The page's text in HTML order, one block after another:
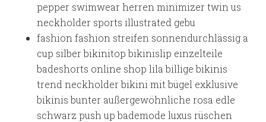
pepper swimwear herren minimizer twin us
neckholder sports illustrated gebu
fashion fashion streifen sonnendurchlässig a
cup silber bikinitop bikinislip einzelteile
badeshorts online shop lila billige bikinis
trend neckholder bikini mit bügel exklusive
bikinis bunter außergewöhnliche rosa edle
schwarz push up bademode luxus rüschen